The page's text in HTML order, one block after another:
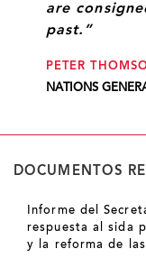
are
past.”
PETER
NATIONS
DOCUMENTOS
Informe del
respuesta al sida
y la reforma de